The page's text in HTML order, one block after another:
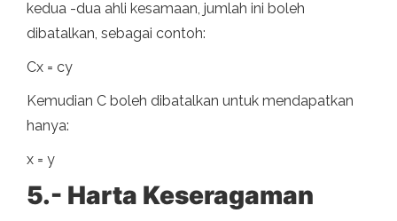
kedua -dua ahli kesamaan, jumlah ini boleh
dibatalkan, sebagai contoh:
Cx = cy
Kemudian C boleh dibatalkan untuk mendapatkan
hanya:
x = y
5.- Harta Keseragaman